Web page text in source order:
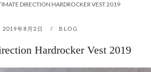
DIRECTION HARDROCKER VEST 2019
2019年8月2日 BLOG
Hardrocker Vest 2019